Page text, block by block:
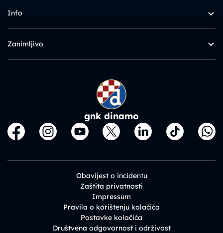
Info
Zanimljivo
gnk dinamo
Obavijest o incidentu
Zaštita privatnosti
Impressum
Pravila o korištenju kolačića
Postavke kolačića
Društvena odgovornost i održivost